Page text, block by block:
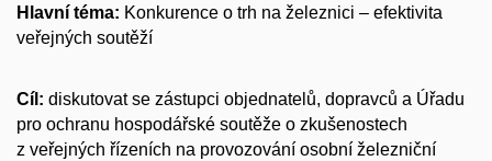
Hlavní téma: Konkurence o trh na železnici – efektivita
veřejných soutěží
Cíl: diskutovat se zástupci objednatelů, dopravců a Úřadu
pro ochranu hospodářské soutěže o zkušenostech
z veřejných řízeních na provozování osobní železniční